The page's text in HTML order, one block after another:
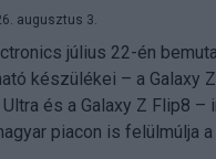
augusztus 3.
július 22-én
készülékei – a Galaxy
és a Galaxy Z Flip8 –
piacon is felülmúlja a